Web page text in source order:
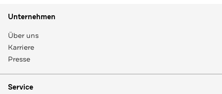
Unternehmen
Über uns
Karriere
Presse
Service